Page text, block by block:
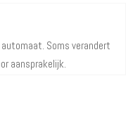
Soms verandert
aansprakelijk.